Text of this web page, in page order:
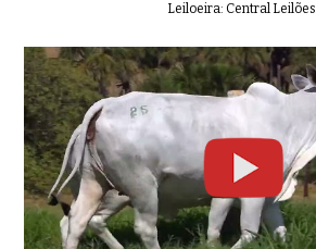
Leiloeira: Central Leilões.